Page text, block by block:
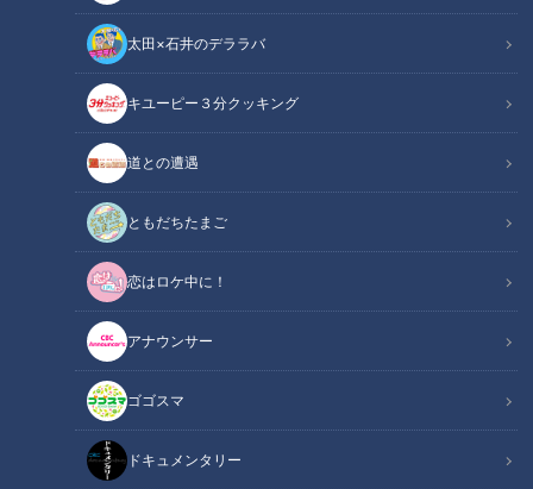
太田×石井のデララバ
キユーピー３分クッキング
道との遭遇
ともだちたまご
恋はロケ中に！
アナウンサー
ゴゴスマ
ドキュメンタリー
渡辺徹【スジナシ】地元では知られたくない手術の病名とは？
この記事の画像
この記事を見たあなたへのおすすめ